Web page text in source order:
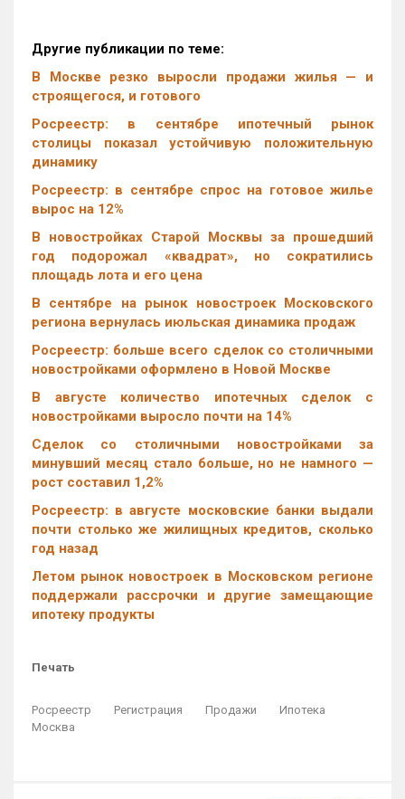
Другие публикации по теме:
В Москве резко выросли продажи жилья — и
строящегося, и готового
Росреестр: в сентябре ипотечный рынок
столицы показал устойчивую положительную
динамику
Росреестр: в сентябре спрос на готовое жилье
вырос на 12%
В новостройках Старой Москвы за прошедший
год подорожал «квадрат», но сократились
площадь лота и его цена
В сентябре на рынок новостроек Московского
региона вернулась июльская динамика продаж
Росреестр: больше всего сделок со столичными
новостройками оформлено в Новой Москве
В августе количество ипотечных сделок с
новостройками выросло почти на 14%
Cделок со столичными новостройками за
минувший месяц стало больше, но не намного —
рост составил 1,2%
Росреестр: в августе московские банки выдали
почти столько же жилищных кредитов, сколько
год назад
Летом рынок новостроек в Московском регионе
поддержали рассрочки и другие замещающие
ипотеку продукты
Печать
Росреестр Регистрация Продажи
Ипотека
Москва